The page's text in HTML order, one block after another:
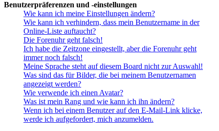
Benutzerpräferenzen und -einstellungen
Wie kann ich meine Einstellungen ändern?
Wie kann ich verhindern, dass mein Benutzername in der
Online-Liste auftaucht?
Die Forenuhr geht falsch!
Ich habe die Zeitzone eingestellt, aber die Forenuhr geht
immer noch falsch!
Meine Sprache steht auf diesem Board nicht zur Auswahl!
Was sind das für Bilder, die bei meinem Benutzernamen
angezeigt werden?
Wie verwende ich einen Avatar?
Was ist mein Rang und wie kann ich ihn ändern?
Wenn ich bei einem Benutzer auf den E-Mail-Link klicke,
werde ich aufgefordert, mich anzumelden.